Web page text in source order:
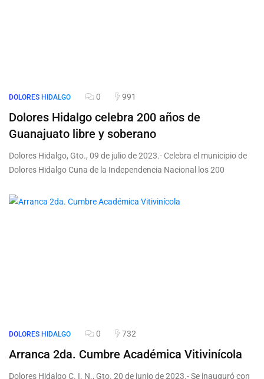
DOLORES HIDALGO 0 991
Dolores Hidalgo celebra 200 años de
Guanajuato libre y soberano
Dolores Hidalgo, Gto., 09 de julio de 2023.- Celebra el municipio de
Dolores Hidalgo Cuna de la Independencia Nacional los 200
DOLORES HIDALGO 0 732
Arranca 2da. Cumbre Académica Vitivinícola
Dolores Hidalgo C. I. N., Gto. 20 de junio de 2023.- Se inauguró con